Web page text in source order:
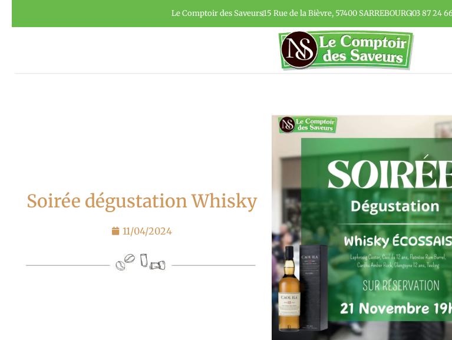
Le Comptoir des Saveurs15 Rue de la Bièvre, 57400 SARREBOURG03 87 24
Soirée dégustation Whisky
11/04/2024